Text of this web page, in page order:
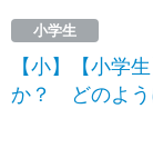
小学生
【小】【小学
か？ どのよう